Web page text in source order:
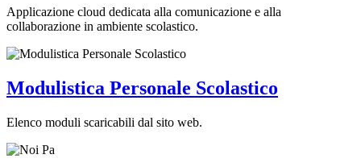
Applicazione cloud dedicata alla comunicazione e alla
collaborazione in ambiente scolastico.
Modulistica Personale Scolastico
Elenco moduli scaricabili dal sito web.